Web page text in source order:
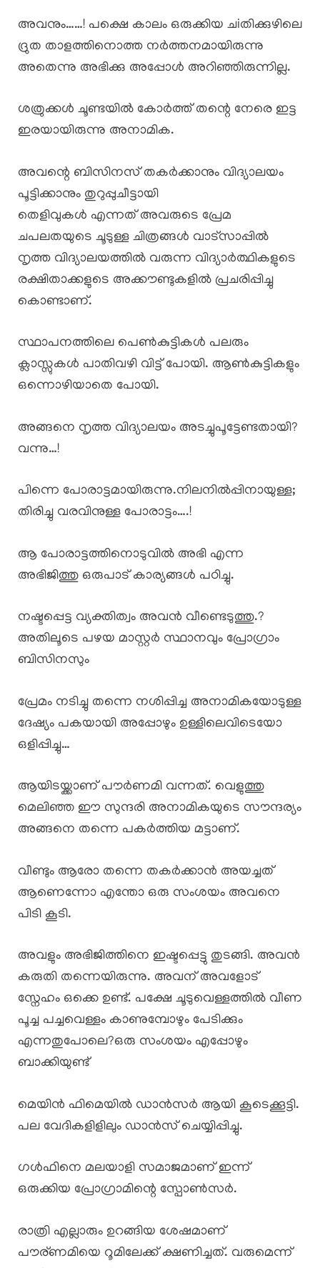
അവനും……! പക്ഷെ കാലം ഒരുക്കിയ ചiതിക്കുഴിലെ
ദ്രുത താളത്തിനൊത്ത നർത്തനമായിരുന്നു
അതെന്നു അഭിക്കു അപ്പോൾ അറിഞ്ഞിരുന്നില്ല.
ശത്രുക്കൾ ചൂണ്ടയിൽ കോർത്ത് തന്റെ നേരെ ഇട്ട
ഇരയായിരുന്നു അനാമിക.
അവന്റെ ബിസിനസ് തകർക്കാനും വിദ്യാലയം
പൂട്ടിക്കാനും തുറുപ്പുചീട്ടായി
തെളിവുകൾ എന്നത് അവരുടെ പ്രേമ
ചപലതയുടെ ചൂടുള്ള ചിത്രങ്ങൾ വാട്സാപ്പിൽ
നൃത്ത വിദ്യാലയത്തിൽ വരുന്ന വിദ്യാർത്ഥികളുടെ
രക്ഷിതാക്കളുടെ അക്കൗണ്ടുകളിൽ പ്രചരിപ്പിച്ചു
കൊണ്ടാണ്.
സ്ഥാപനത്തിലെ പെൺകുട്ടികൾ പലരും
ക്ലാസ്സുകൾ പാതിവഴി വിട്ട് പോയി. ആൺകുട്ടികളും
ഒന്നൊഴിയാതെ പോയി.
അങ്ങനെ നൃത്ത വിദ്യാലയം അടച്ചുപൂട്ടേണ്ടതായി?
വന്നു…!
പിന്നെ പോരാട്ടമായിരുന്നു.നിലനിൽപ്പിനായുള്ള;
തിരിച്ചു വരവിനുള്ള പോരാട്ടം….!
ആ പോരാട്ടത്തിനൊടുവിൽ അഭി എന്ന
അഭിജിത്തു ഒരുപാട് കാര്യങ്ങൾ പഠിച്ചു.
നഷ്ടപ്പെട്ട വ്യക്തിത്വം അവൻ വീണ്ടെടുത്തു.?
അതിലൂടെ പഴയ മാസ്റ്റർ സ്ഥാനവും പ്രോഗ്രാം
ബിസിനസും
പ്രേമം നടിച്ചു തന്നെ നശിപ്പിച്ച അനാമികയോടുള്ള
ദേഷ്യം പകയായി അപ്പോഴും ഉള്ളിലെവിടെയോ
ഒളിപ്പിച്ചു…
ആയിടയ്ക്കാണ് പൗർണമി വന്നത്. വെളുത്തു
മെലിഞ്ഞ ഈ സുന്ദരി അനാമികയുടെ സൗന്ദര്യം
അങ്ങനെ തന്നെ പകർത്തിയ മട്ടാണ്.
വീണ്ടും ആരോ തന്നെ തകർക്കാൻ അയച്ചത്
ആണെന്നോ എന്തോ ഒരു സംശയം അവനെ
പിടി കൂടി.
അവളും അഭിജിത്തിനെ ഇഷ്ടപ്പെട്ടു തുടങ്ങി. അവൻ
കരുതി തന്നെയിരുന്നു. അവന് അവളോട്
സ്നേഹം ഒക്കെ ഉണ്ട്. പക്ഷേ ചൂടുവെള്ളത്തിൽ വീണ
പൂച്ച പച്ചവെള്ളം കാണുമ്പോഴും പേടിക്കും
എന്നതുപോലെ?ഒരു സംശയം എപ്പോഴും
ബാക്കിയുണ്ട്
മെയിൻ ഫിമെയിൽ ഡാൻസർ ആയി കൂടെക്കൂട്ടി.
പല വേദികളിളിലും ഡാൻസ് ചെയ്യിപ്പിച്ചു.
ഗൾഫിനെ മലയാളി സമാജമാണ് ഇന്ന്
ഒരുക്കിയ പ്രോഗ്രാമിന്റെ സ്പോൺസർ.
രാത്രി എല്ലാരും ഉറങ്ങിയ ശേഷമാണ്
പൗര്ണമിയെ റൂമിലേക്ക്‌ ക്ഷണിച്ചത്. വരുമെന്ന്